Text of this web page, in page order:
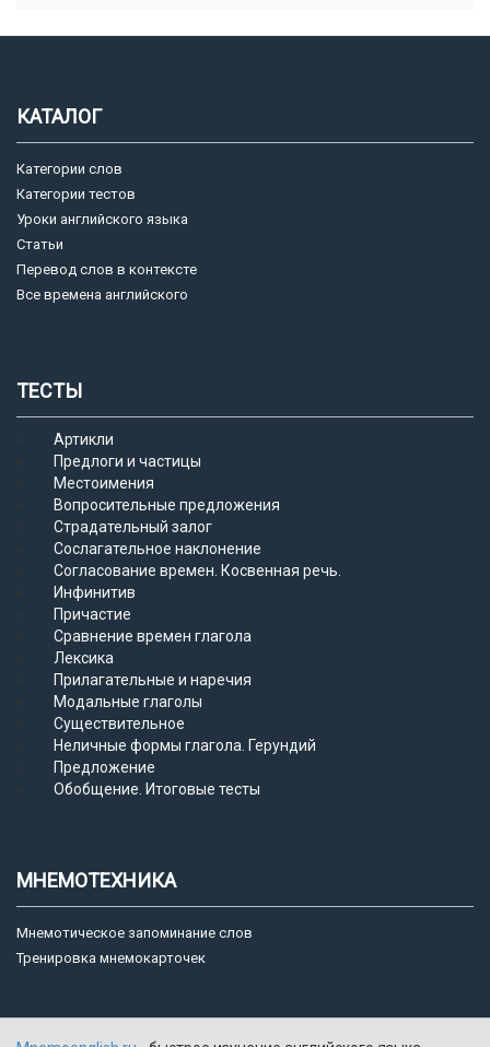
КАТАЛОГ
Категории слов
Категории тестов
Уроки английского языка
Статьи
Перевод слов в контексте
Все времена английского
ТЕСТЫ
Артикли
Предлоги и частицы
Местоимения
Вопросительные предложения
Страдательный залог
Сослагательное наклонение
Согласование времен. Косвенная речь.
Инфинитив
Причастие
Сравнение времен глагола
Лексика
Прилагательные и наречия
Модальные глаголы
Существительное
Неличные формы глагола. Герундий
Предложение
Обобщение. Итоговые тесты
МНЕМОТЕХНИКА
Мнемотическое запоминание слов
Тренировка мнемокарточек